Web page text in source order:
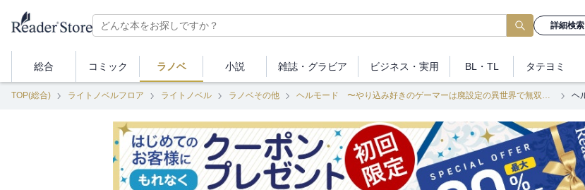
詳細検索
総合 コミック ラノベ 小説 雑誌・ グラビア ビジネス ・実用 BL・TL タテヨミ
TOP(総合) ライトノベルフロア ライトノベル ラノベその他 ヘルモード 〜やり込み好きのゲーマーは廃設定の異世界で無双する〜